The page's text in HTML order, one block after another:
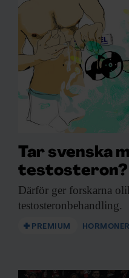
Tar svenska
testosteron?
Därför ger forskarna
testosteronbehandling.
PREMIUM HORMONER